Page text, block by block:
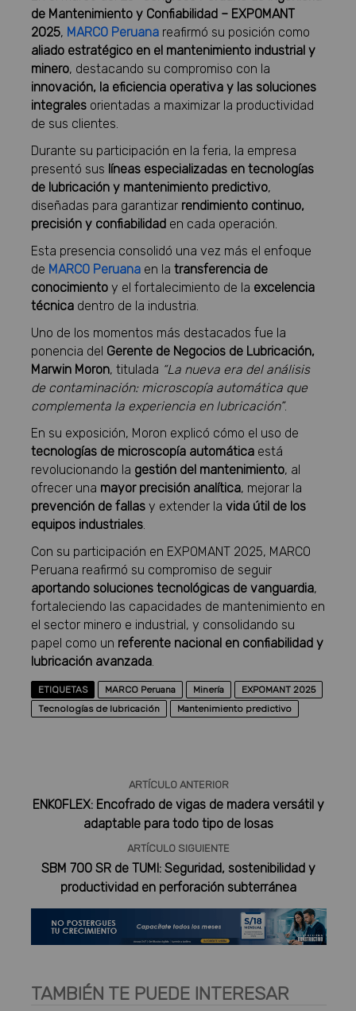
de Mantenimiento y Confiabilidad – EXPOMANT
2025, MARCO Peruana reafirmó su posición como
aliado estratégico en el mantenimiento industrial y
minero, destacando su compromiso con la
innovación, la eficiencia operativa y las soluciones
integrales orientadas a maximizar la productividad
de sus clientes.
Durante su participación en la feria, la empresa
presentó sus líneas especializadas en tecnologías
de lubricación y mantenimiento predictivo,
diseñadas para garantizar rendimiento continuo,
precisión y confiabilidad en cada operación.
Esta presencia consolidó una vez más el enfoque
de MARCO Peruana en latransferencia de
conocimiento y el fortalecimiento de la excelencia
técnica dentro de la industria.
Uno de los momentos más destacados fue la
ponencia del Gerente de Negocios de Lubricación,
Marwin Moron, titulada “La nueva era del análisis
de contaminación: microscopía automática que
complementa la experiencia en lubricación”.
En su exposición, Moron explicó cómo el uso de
tecnologías de microscopía automática está
revolucionando la gestión del mantenimiento, al
ofrecer una mayor precisión analítica, mejorar la
prevención de fallas y extender lavida útil de los
equipos industriales.
Con su participación en EXPOMANT 2025, MARCO
Peruana reafirmó su compromiso de seguir
aportando soluciones tecnológicas de vanguardia,
fortaleciendo las capacidades de mantenimiento en
el sector minero e industrial, y consolidando su
papel como un referente nacional en confiabilidad y
lubricación avanzada.
ETIQUETAS MARCO Peruana Minería
EXPOMANT 2025
Tecnologías de lubricación
Mantenimiento predictivo
ARTÍCULO ANTERIOR
ENKOFLEX: Encofrado de vigas de madera versátil y
adaptable para todo tipo de losas
ARTÍCULO SIGUIENTE
SBM 700 SR de TUMI: Seguridad, sostenibilidad y
productividad en perforación subterránea
TAMBIÉN TE PUEDE INTERESAR